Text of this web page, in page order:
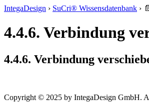
IntegaDesign › SuCri® Wissensdatenbank ›
4.4.6. Verbindung
4.4.6. Verbindung
Copyright © 2025 by IntegaDesign GmbH.